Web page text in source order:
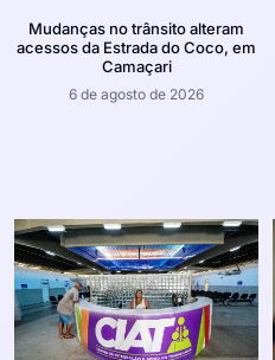
Mudanças no trânsito alteram
acessos da Estrada do Coco, em
Camaçari
6 de agosto de 2026